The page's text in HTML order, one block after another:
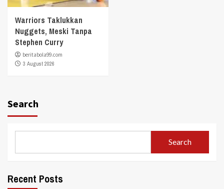
Warriors Taklukkan
Nuggets, Meski Tanpa
Stephen Curry
beritabola99.com
3 August 2026
Search
Search
Recent Posts